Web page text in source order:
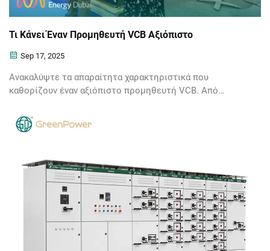
Τι Κάνει Έναν Προμηθευτή VCB Αξιόπιστο
Sep 17, 2025
Ανακαλύψτε τα απαραίτητα χαρακτηριστικά που
καθορίζουν έναν αξιόπιστο προμηθευτή VCB. Από
πώς να επιλέξετε έναν συνεργάτη στον οποίο μπορείτε
να εμπιστευτείτε. Διαβάστε περισσότερα.